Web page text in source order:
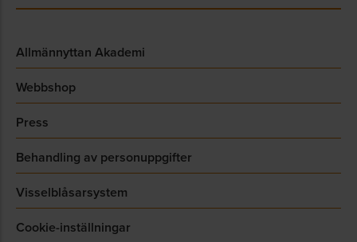
Allmännyttan Akademi
Webbshop
Press
Behandling av personuppgifter
Visselblåsarsystem
Cookie-inställningar